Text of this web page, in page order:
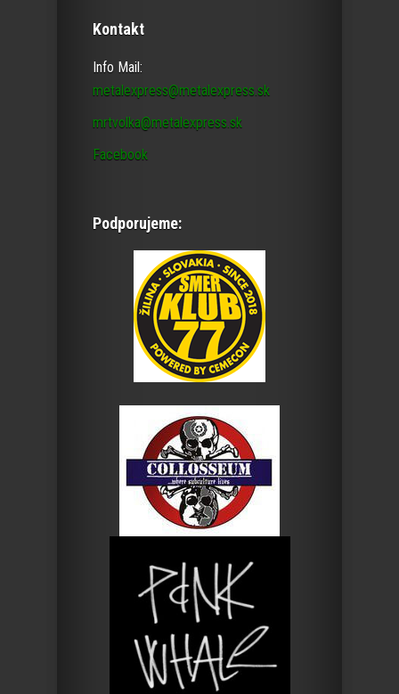
Kontakt
Info Mail:
metalexpress@metalexpress.sk
mrtvolka@metalexpress.sk
Facebook
Podporujeme: